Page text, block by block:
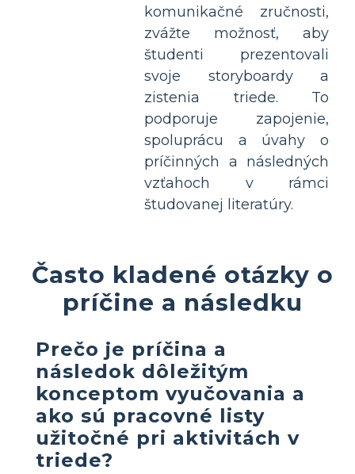
komunikačné zručnosti,
zvážte možnosť, aby
študenti prezentovali
svoje storyboardy a
zistenia triede. To
podporuje zapojenie,
spoluprácu a úvahy o
príčinných a následných
vzťahoch v rámci
študovanej literatúry.
Často kladené otázky o
príčine a následku
Prečo je príčina a
následok dôležitým
konceptom vyučovania a
ako sú pracovné listy
užitočné pri aktivitách v
triede?